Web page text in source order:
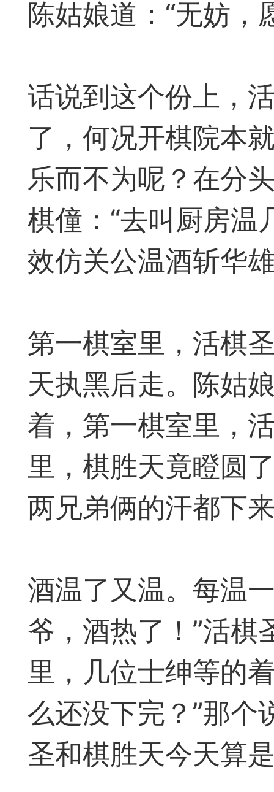
界
象棋思维笔记
领悟
界
弈易道网站及
：1、想在手机上有超高
很老或很普通但想有超
陈姑娘道：“无妨，
话说到这个份上，
了，何况开棋院本
乐而不为呢？在分
棋僮：“去叫厨房温
效仿关公温酒斩华
第一棋室里，活棋
天执黑后走。陈姑
着，第一棋室里，
里，棋胜天竟瞪圆
两兄弟俩的汗都下
酒温了又温。每温
爷，酒热了！”活棋
里，几位士绅等的
么还没下完？”那个
圣和棋胜天今天算